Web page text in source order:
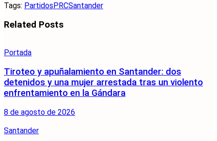
Tags: PartidosPRCSantander
Related Posts
Portada
Tiroteo y apuñalamiento en Santander: dos
detenidos y una mujer arrestada tras un violento
enfrentamiento en la Gándara
8 de agosto de 2026
Santander